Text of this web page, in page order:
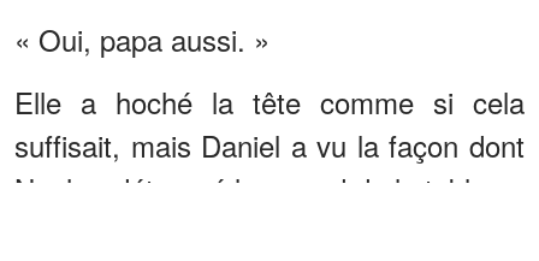
« Oui, papa aussi. »
Elle a hoché la tête comme si cela
suffisait, mais Daniel a vu la façon dont
Noah a détourné le regard de la table.